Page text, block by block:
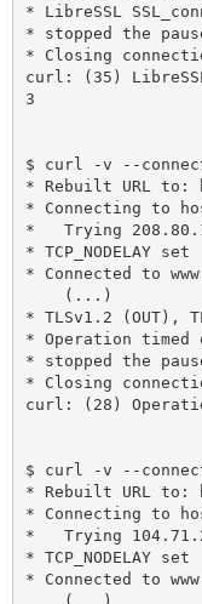
* LibreSSL
* stopped the
* Closing
curl: (35) LibreSSL
3
$ curl -v --
* Rebuilt URL to:
* Connecting to
*   Trying
* TCP_NODELAY set
* Connected to
* TLSv1.2 (OUT),
* Operation
* stopped the
* Closing
curl: (28)
$ curl -v --
* Rebuilt URL to:
* Connecting to
*   Trying
* TCP_NODELAY set
* Connected to